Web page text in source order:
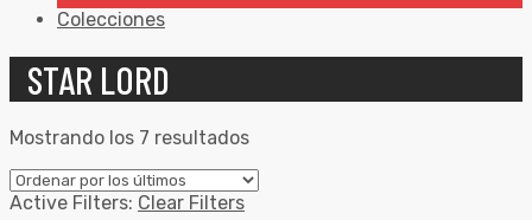
Colecciones
STAR LORD
Mostrando los 7 resultados
Active Filters: Clear Filters